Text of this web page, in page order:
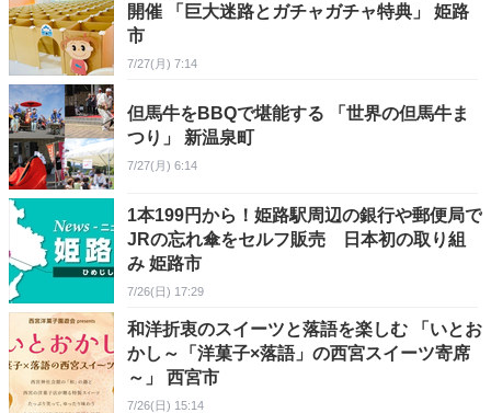
開催 「巨大迷路とガチャガチャ特典」 姫路
市
7/27(月) 7:14
但馬牛をBBQで堪能する 「世界の但馬牛ま
つり」 新温泉町
7/27(月) 6:14
1本199円から！姫路駅周辺の銀行や郵便局で
JRの忘れ傘をセルフ販売 日本初の取り組
み 姫路市
7/26(日) 17:29
和洋折衷のスイーツと落語を楽しむ 「いとお
かし～「洋菓子×落語」の西宮スイーツ寄席
～」 西宮市
7/26(日) 15:14